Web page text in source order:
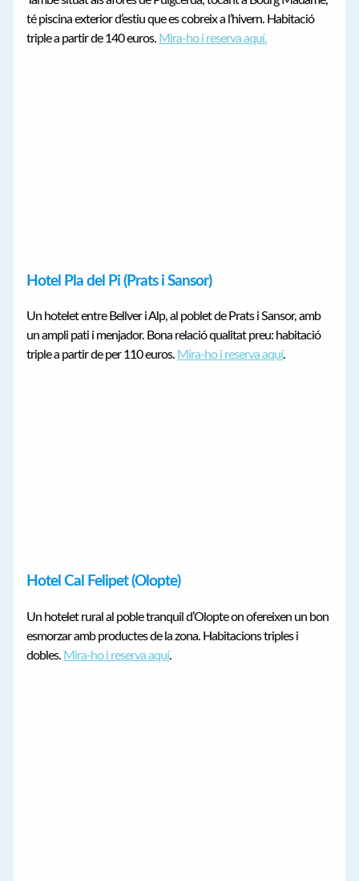
té piscina exterior d’estiu que es cobreix a l’hivern. Habitació
triple a partir de 140 euros. Mira-ho i reserva aquí.
Hotel Pla del Pi (Prats i Sansor)
Un hotelet entre Bellver i Alp, al poblet de Prats i Sansor, amb
un ampli pati i menjador. Bona relació qualitat preu: habitació
triple a partir de per 110 euros. Mira-ho i reserva aquí.
Hotel Cal Felipet (Olopte)
Un hotelet rural al poble tranquil d’Olopte on ofereixen un bon
esmorzar amb productes de la zona. Habitacions triples i
dobles. Mira-ho i reserva aquí.